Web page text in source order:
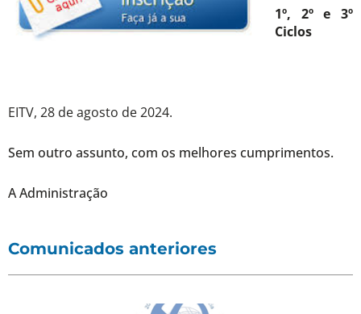
1º, 2º e 3º
Ciclos
EITV, 28 de agosto de 2024.
Sem outro assunto, com os melhores cumprimentos.
A Administração
Comunicados anteriores